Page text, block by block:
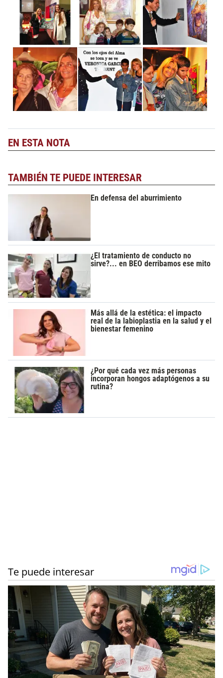
EN ESTA NOTA
TAMBIÉN TE PUEDE INTERESAR
En defensa del aburrimiento
¿El tratamiento de conducto no
sirve?... en BEO derribamos ese mito
Más allá de la estética: el impacto
real de la labioplastia en la salud y el
bienestar femenino
¿Por qué cada vez más personas
incorporan hongos adaptógenos a su
rutina?